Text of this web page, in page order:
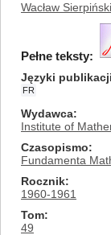
Wacław Sierpiński
Pełne teksty:
Języki publikacji
FR
Wydawca
Institute of
Czasopismo
Fundamenta
Rocznik
1960-1961
Tom
49